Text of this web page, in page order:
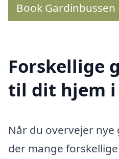
Book
Forskellige
til dit hjem i
Når du overvejer nye
der mange